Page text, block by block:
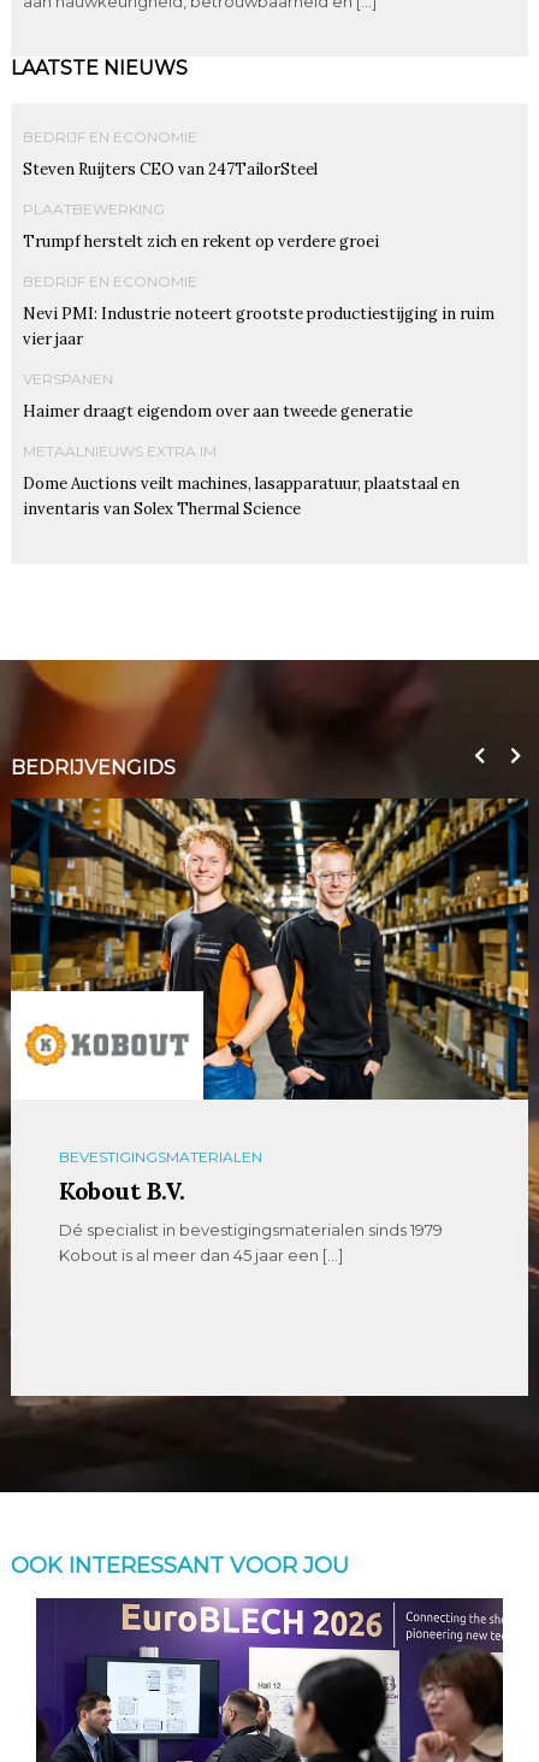
LAATSTE NIEUWS
BEDRIJF EN ECONOMIE
Steven Ruijters CEO van 247TailorSteel
PLAATBEWERKING
Trumpf herstelt zich en rekent op verdere groei
BEDRIJF EN ECONOMIE
Nevi PMI: Industrie noteert grootste productiestijging in ruim
vier jaar
VERSPANEN
Haimer draagt eigendom over aan tweede generatie
METAALNIEUWS EXTRA IM
Dome Auctions veilt machines, lasapparatuur, plaatstaal en
inventaris van Solex Thermal Science
BEDRIJVENGIDS
BEVESTIGINGSMATERIALEN
Kobout B.V.
Dé specialist in bevestigingsmaterialen sinds 1979
Kobout is al meer dan 45 jaar een […]
OOK INTERESSANT VOOR JOU